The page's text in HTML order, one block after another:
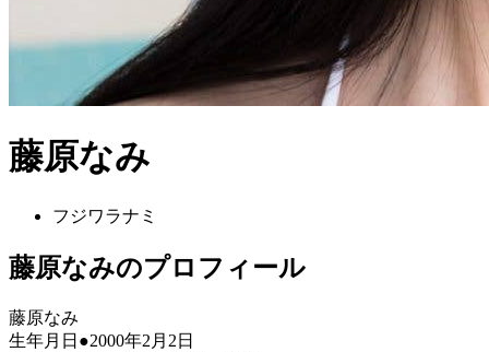
藤原なみ
フジワラナミ
藤原なみのプロフィール
藤原なみ
生年月日●2000年2月2日